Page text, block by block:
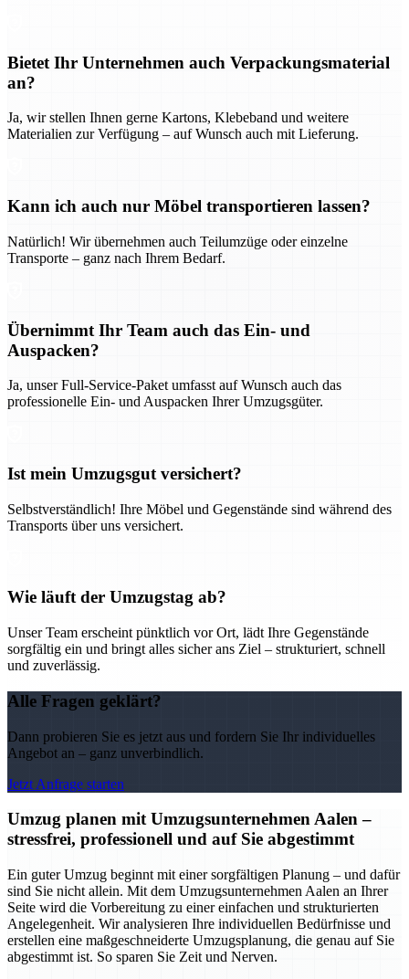
Bietet Ihr Unternehmen auch Verpackungsmaterial
an?
Ja, wir stellen Ihnen gerne Kartons, Klebeband und weitere
Materialien zur Verfügung – auf Wunsch auch mit Lieferung.
Kann ich auch nur Möbel transportieren lassen?
Natürlich! Wir übernehmen auch Teilumzüge oder einzelne
Transporte – ganz nach Ihrem Bedarf.
Übernimmt Ihr Team auch das Ein- und
Auspacken?
Ja, unser Full-Service-Paket umfasst auf Wunsch auch das
professionelle Ein- und Auspacken Ihrer Umzugsgüter.
Ist mein Umzugsgut versichert?
Selbstverständlich! Ihre Möbel und Gegenstände sind während des
Transports über uns versichert.
Wie läuft der Umzugstag ab?
Unser Team erscheint pünktlich vor Ort, lädt Ihre Gegenstände
sorgfältig ein und bringt alles sicher ans Ziel – strukturiert, schnell
und zuverlässig.
Alle Fragen geklärt?
Dann probieren Sie es jetzt aus und fordern Sie Ihr individuelles
Angebot an – ganz unverbindlich.
Jetzt Anfrage starten
Umzug planen mit Umzugsunternehmen Aalen –
stressfrei, professionell und auf Sie abgestimmt
Ein guter Umzug beginnt mit einer sorgfältigen Planung – und dafür
sind Sie nicht allein. Mit dem Umzugsunternehmen Aalen an Ihrer
Seite wird die Vorbereitung zu einer einfachen und strukturierten
Angelegenheit. Wir analysieren Ihre individuellen Bedürfnisse und
erstellen eine maßgeschneiderte Umzugsplanung, die genau auf Sie
abgestimmt ist. So sparen Sie Zeit und Nerven.